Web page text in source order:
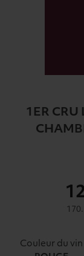
1ER CRU
Couleur du vin